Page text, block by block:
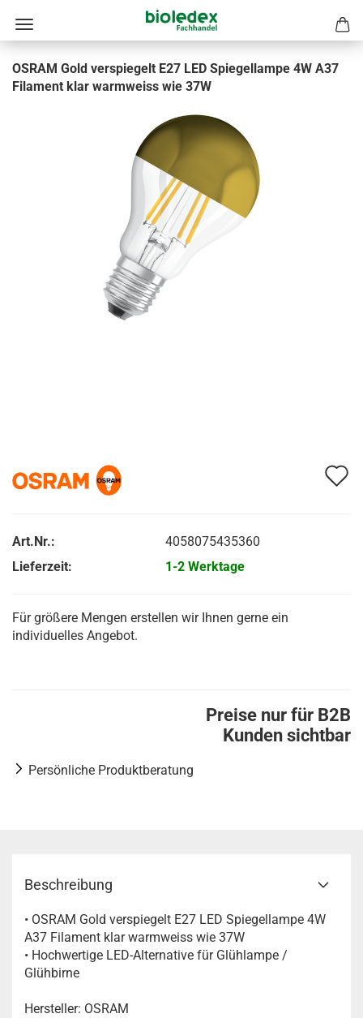
OSRAM Gold verspiegelt E27 LED Spiegellampe 4W A37
Filament klar warmweiss wie 37W
Art.Nr.:
4058075435360
Lieferzeit:
1-2 Werktage
Für größere Mengen erstellen wir Ihnen gerne ein
individuelles Angebot.
Preise nur für B2B
Kunden sichtbar
Persönliche Produktberatung
Beschreibung
• OSRAM Gold verspiegelt E27 LED Spiegellampe 4W
A37 Filament klar warmweiss wie 37W
• Hochwertige LED-Alternative für Glühlampe /
Glühbirne
Hersteller: OSRAM